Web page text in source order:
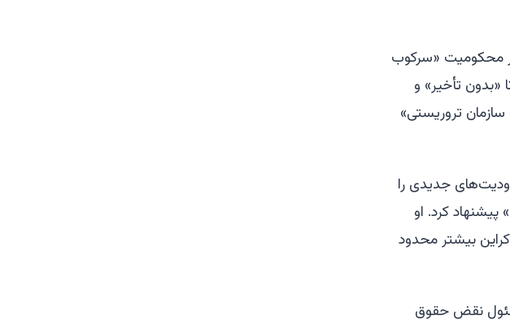
بر محکومیت «سرکوب
تأخیر» و
تروریستی»
جدیدی را
پیشنهاد کرد. او
بیشتر محدود
نقض حقوق